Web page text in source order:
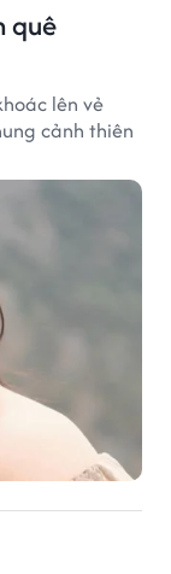
quê
lên vẻ
cảnh thiên